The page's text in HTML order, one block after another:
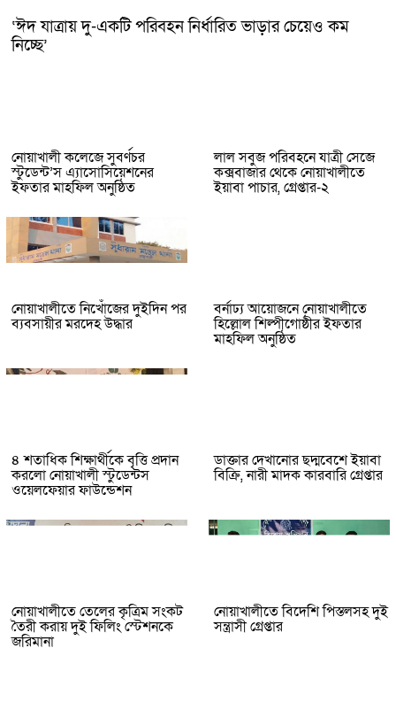
‘ঈদ যাত্রায় দু-একটি পরিবহন নির্ধারিত ভাড়ার চেয়েও কম
নিচ্ছে’
নোয়াখালী কলেজে সুবর্ণচর
স্টুডেন্ট’স এ্যাসোসিয়েশনের
ইফতার মাহফিল অনুষ্ঠিত
লাল সবুজ পরিবহনে যাত্রী সেজে
কক্সবাজার থেকে নোয়াখালীতে
ইয়াবা পাচার, গ্রেপ্তার-২
নোয়াখালীতে নিখোঁজের দুইদিন পর
ব্যবসায়ীর মরদেহ উদ্ধার
বর্নাঢ্য আয়োজনে নোয়াখালীতে
হিল্লোল শিল্পীগোষ্ঠীর ইফতার
মাহফিল অনুষ্ঠিত
৪ শতাধিক শিক্ষার্থীকে বৃত্তি প্রদান
করলো নোয়াখালী স্টুডেন্টস
ওয়েলফেয়ার ফাউন্ডেশন
ডাক্তার দেখানোর ছদ্মবেশে ইয়াবা
বিক্রি, নারী মাদক কারবারি গ্রেপ্তার
নোয়াখালীতে তেলের কৃত্রিম সংকট
তৈরী করায় দুই ফিলিং স্টেশনকে
জরিমানা
নোয়াখালীতে বিদেশি পিস্তলসহ দুই
সন্ত্রাসী গ্রেপ্তার